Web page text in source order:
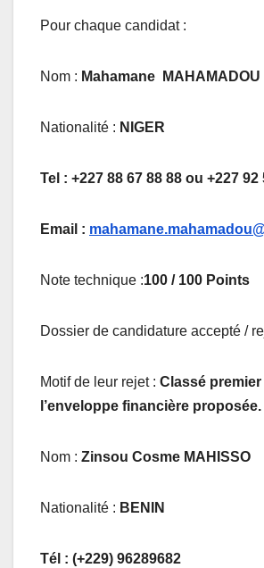
Pour chaque candidat :
Nom : Mahamane MAHAMADOU
Nationalité : NIGER
Tel : +227 88 67 88 88 ou +227 92
Email :
Note technique :100 / 100 Points
Dossier de candidature accepté /
Motif de leur rejet : Classé premier
l’enveloppe financière proposée.
Nom : Zinsou Cosme MAHISSO
Nationalité : BENIN
Tél : (+229) 96289682